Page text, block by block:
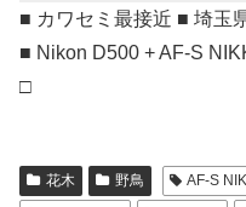
■ カワセミ最接近 ■ 埼玉
■ Nikon D500 + AF-S
□
花木 野鳥
AF-S